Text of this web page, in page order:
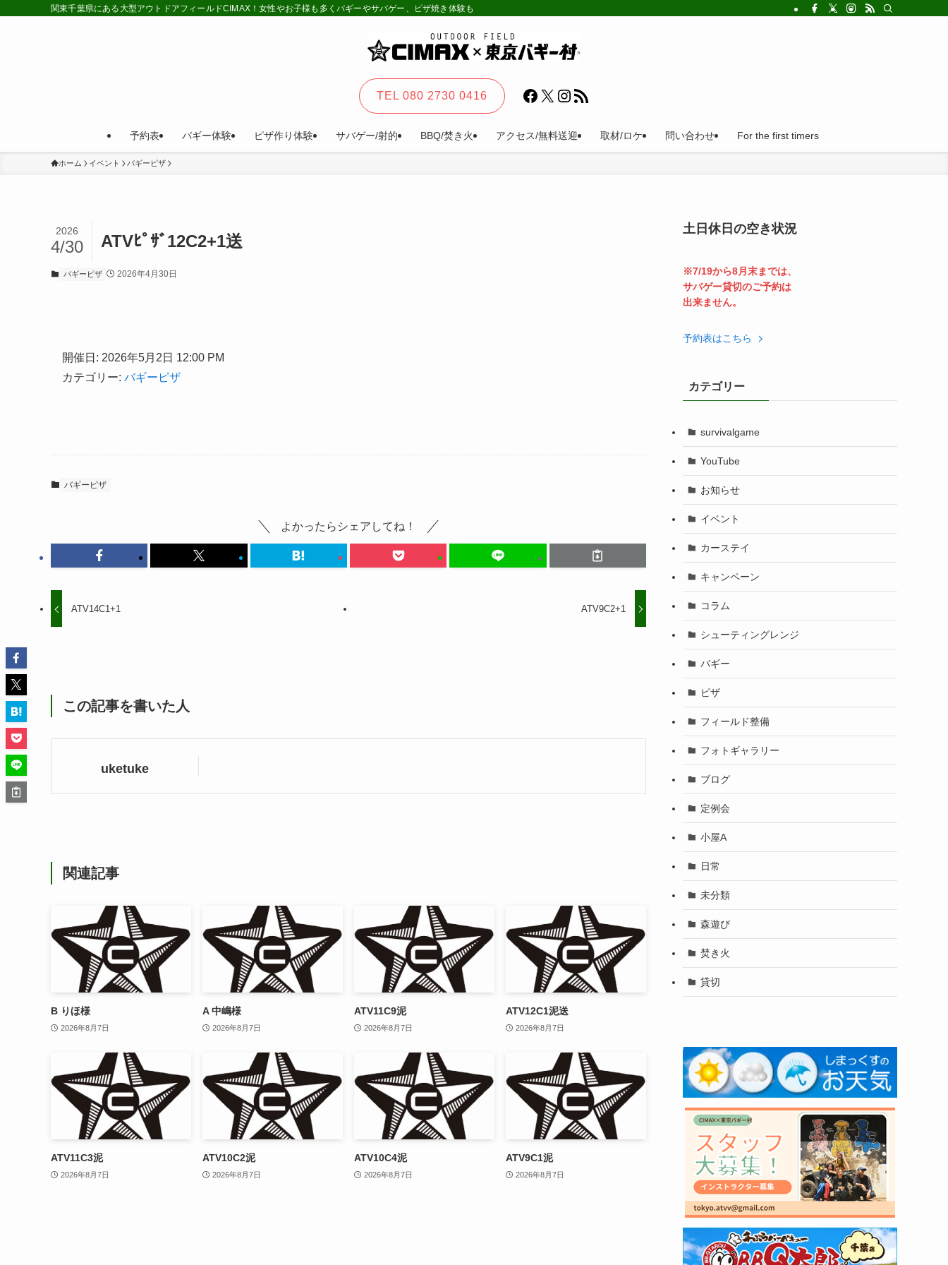
関東千葉県にある大型アウトドアフィールドCIMAX！女性やお子様も多くバギーやサバゲー、ピザ焼き体験も。カーステイ、キャンプ等一日楽しめる!法人の福利厚生利用にとても便利。
予約表 バギー体験 ピザ作り体験 サバゲー/射的 BBQ/焚き火 アクセス/無料送迎 取材/ロケ 問い合わせ For the first timers
TEL 080 2730 0416 Facebook
X Instagram
RSS フィード
ホーム イベント バギーピザ
ATVﾋﾟｻﾞ12C2+1送
2026
4/30
バギーピザ 2026年4月30日
開催日: 2026年5月2日 12:00 PM
カテゴリー: バギーピザ
バギーピザ
よかったらシェアしてね！
ATV14C1+1 ATV9C2+1
この記事を書いた人
uketuke
関連記事
B りほ様
2026年8月7日
A 中嶋様
2026年8月7日
ATV11C9泥
2026年8月7日
ATV12C1泥送
2026年8月7日
ATV11C3泥
2026年8月7日
ATV10C2泥
2026年8月7日
ATV10C4泥
2026年8月7日
ATV9C1泥
2026年8月7日
土日休日の空き状況
※7/19から8月末までは、
サバゲー貸切のご予約は
出来ません。
予約表はこちら
カテゴリー
survivalgame
YouTube
お知らせ
イベント
カーステイ
キャンペーン
コラム
シューティングレンジ
バギー
ピザ
フィールド整備
フォトギャラリー
ブログ
定例会
小屋A
日常
未分類
森遊び
焚き火
貸切